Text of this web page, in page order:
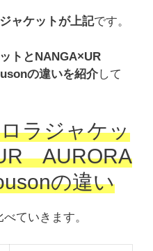
ャケットが上記です。
トとNANGA×UR
の違いを紹介して
ラジャケッ
AURORA
の違い
ていきます。